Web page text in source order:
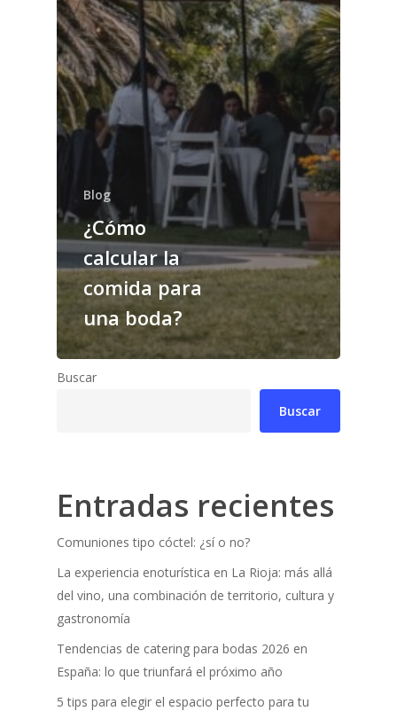
Blog
¿Cómo
calcular la
comida para
una boda?
Buscar
Buscar
Entradas recientes
Comuniones tipo cóctel: ¿sí o no?
La experiencia enoturística en La Rioja: más allá
del vino, una combinación de territorio, cultura y
gastronomía
Tendencias de catering para bodas 2026 en
España: lo que triunfará el próximo año
5 tips para elegir el espacio perfecto para tu